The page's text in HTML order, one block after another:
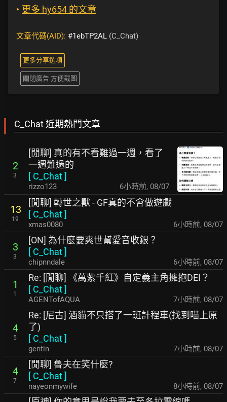
‣ 更多 hy654 的文章
文章代碼(AID): #1ebTP2AL (C_Chat)
更多分享選項
關閉廣告 方便截圖
C_Chat 近期熱門文章
2
3
[閒聊] 真的有不看難過一週，看了
一週難過的
[ C_Chat]
rizzo123 6小時前, 08/07
13
19
[閒聊] 轉世之獸 - GF真的不會做遊戲
[ C_Chat]
xmas0080 6小時前, 08/07
3
3
[ON] 為什麼要爽世幫愛音收銀？
[ C_Chat]
chipnndale 6小時前, 08/07
1
1
Re: [閒聊] 《萬紫千紅》自定義主角擁抱DEI？
[ C_Chat]
AGENTofAQUA 7小時前, 08/07
4
5
Re: [尼古] 酒貓不只搭了一班計程車(找到喵上原
了)
[ C_Chat]
gentin 7小時前, 08/07
4
7
[閒聊] 魯夫在笑什麼?
[ C_Chat]
nayeonmywife 8小時前, 08/07